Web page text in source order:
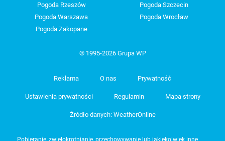
Pogoda Rzeszów
Pogoda Szczecin
Pogoda Warszawa
Pogoda Wrocław
Pogoda Zakopane
© 1995-2026 Grupa WP
Reklama O nas Prywatność
Ustawienia prywatności Regulamin Mapa strony
Źródło danych: WeatherOnline
Pobieranie, zwielokrotnianie, przechowywanie lub jakiekolwiek inne